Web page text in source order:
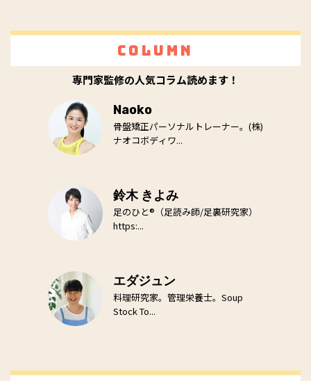
Column
専門家監修の人気コラム読めます！
Naoko
骨盤矯正パーソナルトレーナー。(株)
ナオコボディワ...
鈴木 きよみ
足のひと®（足読み師/足裏研究家）
https:...
エダジュン
料理研究家。管理栄養士。Soup
Stock To...